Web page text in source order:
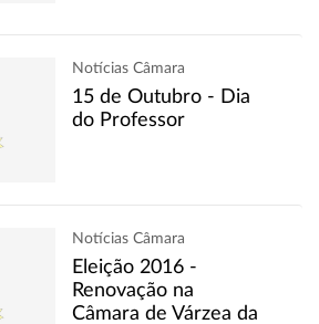
Notícias Câmara
15 de Outubro - Dia
do Professor
Notícias Câmara
Eleição 2016 -
Renovação na
Câmara de Várzea da